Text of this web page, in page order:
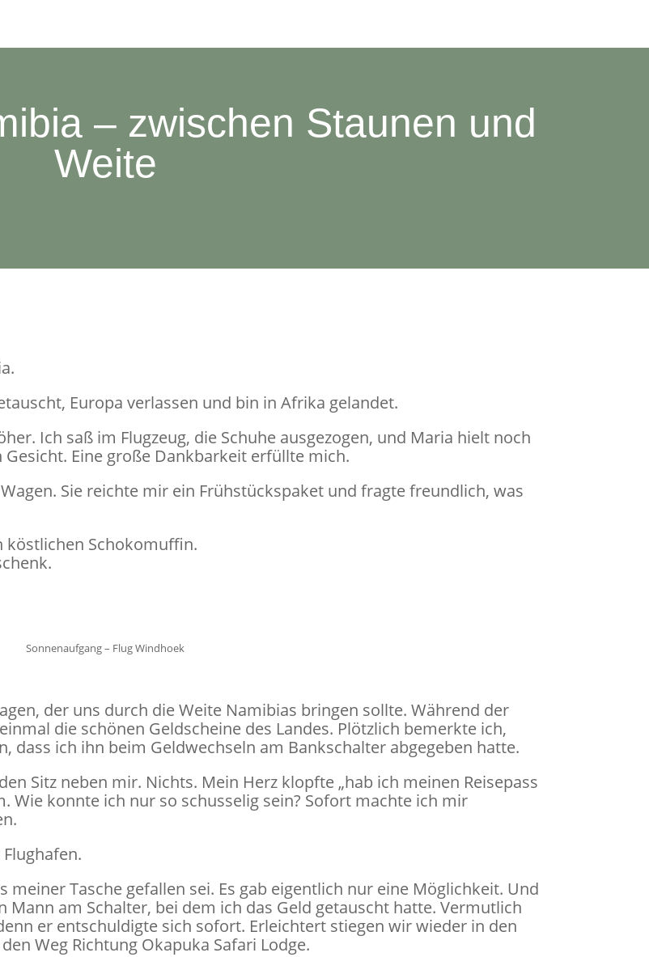
– zwischen Staunen und
Weite
Europa verlassen und bin in Afrika gelandet.
Ich saß im Flugzeug, die Schuhe ausgezogen, und Maria hielt noch
Eine große Dankbarkeit erfüllte mich.
Sie reichte mir ein Frühstückspaket und fragte freundlich, was
köstlichen Schokomuffin.
Sonnenaufgang – Flug Windhoek
der uns durch die Weite Namibias bringen sollte. Während der
die schönen Geldscheine des Landes. Plötzlich bemerkte ich,
dass ich ihn beim Geldwechseln am Bankschalter abgegeben hatte.
Sitz neben mir. Nichts. Mein Herz klopfte „hab ich meinen Reisepass
Wie konnte ich nur so schusselig sein? Sofort machte ich mir
Tasche gefallen sei. Es gab eigentlich nur eine Möglichkeit. Und
am Schalter, bei dem ich das Geld getauscht hatte. Vermutlich
er entschuldigte sich sofort. Erleichtert stiegen wir wieder in den
Weg Richtung Okapuka Safari Lodge.